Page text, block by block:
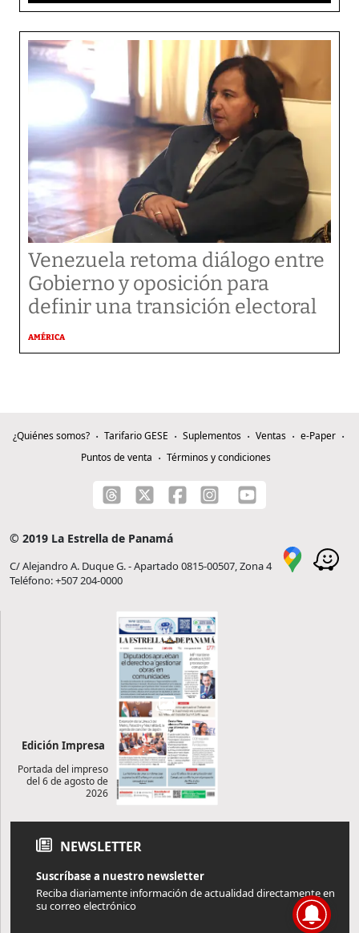
Venezuela retoma diálogo entre
Gobierno y oposición para
definir una transición electoral
AMÉRICA
¿Quiénes somos? Tarifario GESE Suplementos Ventas
e-Paper
Puntos de venta
Términos y condiciones
© 2019 La Estrella de Panamá
C/ Alejandro A. Duque G. - Apartado 0815-00507, Zona 4
Teléfono: +507 204-0000
Edición Impresa
Portada del impreso
del 6 de agosto de
2026
NEWSLETTER
Suscríbase a nuestro newsletter
Reciba diariamente información de actualidad directamente en
su correo electrónico